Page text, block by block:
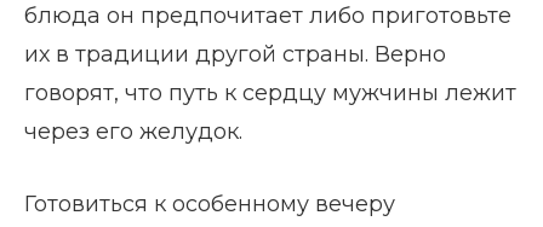
блюда он предпочитает либо приготовьте
их в традиции другой страны. Верно
говорят, что путь к сердцу мужчины лежит
через его желудок.
Готовиться к особенному вечеру